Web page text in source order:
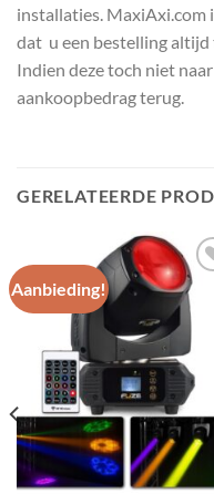
installaties. MaxiAxi.com
dat u een bestelling
Indien deze toch niet
aankoopbedrag terug.
GERELATEERDE
Aanbieding!
aan
wenslijst